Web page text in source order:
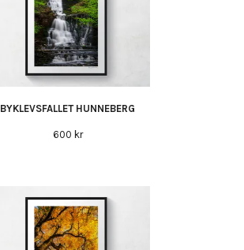
BYKLEVSFALLET HUNNEBERG
600 kr